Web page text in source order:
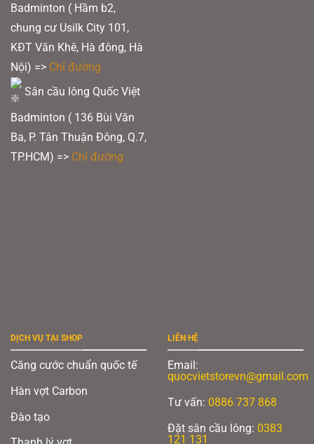
Badminton ( Hầm b2,
chung cư Usilk City 101,
KĐT Văn Khê, Hà đông, Hà
Nội) => Chỉ đường
Sân cầu lông Quốc Việt
Badminton ( 136 Bùi Văn
Ba, P. Tân Thuận Đông, Q.7,
TP.HCM) => Chỉ đường
DỊCH VỤ TẠI SHOP
Căng cước chuẩn quốc tế
Hàn vợt Carbon
Đào tạo
LIÊN HỆ
Email:
quocvietstorevn@gmail.com
Tư vấn: 0886 737 868
Đặt sân cầu lông: 0383
121 131